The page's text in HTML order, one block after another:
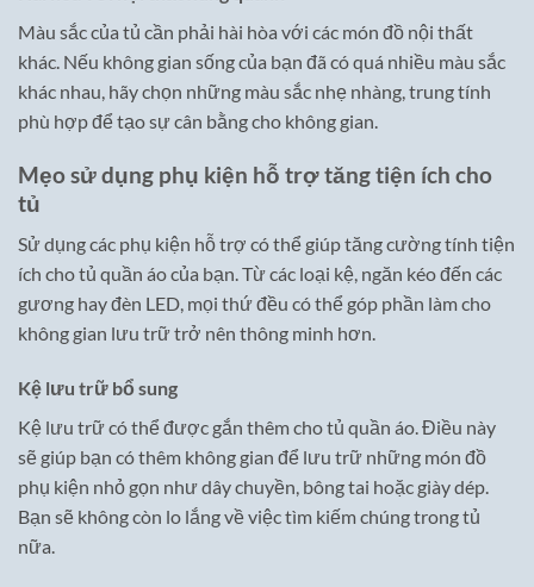
Màu sắc của tủ cần phải hài hòa với các món đồ nội thất
khác. Nếu không gian sống của bạn đã có quá nhiều màu sắc
khác nhau, hãy chọn những màu sắc nhẹ nhàng, trung tính
phù hợp để tạo sự cân bằng cho không gian.
Mẹo sử dụng phụ kiện hỗ trợ tăng tiện ích cho
tủ
Sử dụng các phụ kiện hỗ trợ có thể giúp tăng cường tính tiện
ích cho tủ quần áo của bạn. Từ các loại kệ, ngăn kéo đến các
gương hay đèn LED, mọi thứ đều có thể góp phần làm cho
không gian lưu trữ trở nên thông minh hơn.
Kệ lưu trữ bổ sung
Kệ lưu trữ có thể được gắn thêm cho tủ quần áo. Điều này
sẽ giúp bạn có thêm không gian để lưu trữ những món đồ
phụ kiện nhỏ gọn như dây chuyền, bông tai hoặc giày dép.
Bạn sẽ không còn lo lắng về việc tìm kiếm chúng trong tủ
nữa.